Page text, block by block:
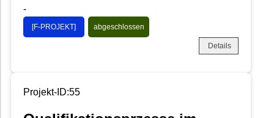
-
[F-PROJEKT] abgeschlossen
Details
Projekt-ID:55